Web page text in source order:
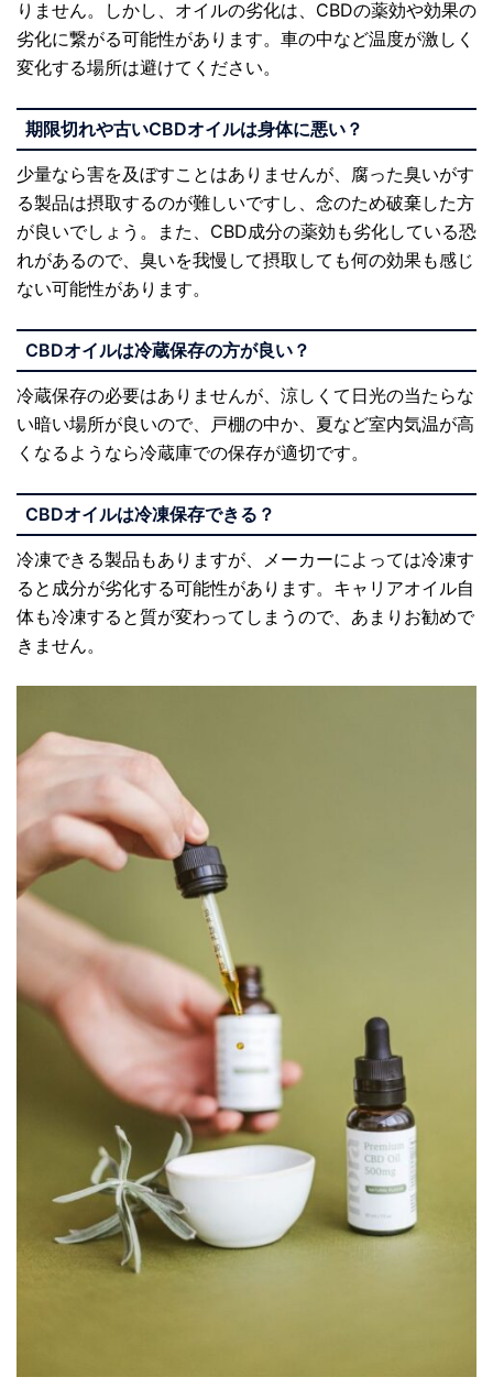
りません。しかし、オイルの劣化は、CBDの薬効や効果の
劣化に繋がる可能性があります。車の中など温度が激しく
変化する場所は避けてください。
期限切れや古いCBDオイルは身体に悪い？
少量なら害を及ぼすことはありませんが、腐った臭いがす
る製品は摂取するのが難しいですし、念のため破棄した方
が良いでしょう。また、CBD成分の薬効も劣化している恐
れがあるので、臭いを我慢して摂取しても何の効果も感じ
ない可能性があります。
CBDオイルは冷蔵保存の方が良い？
冷蔵保存の必要はありませんが、涼しくて日光の当たらな
い暗い場所が良いので、戸棚の中か、夏など室内気温が高
くなるようなら冷蔵庫での保存が適切です。
CBDオイルは冷凍保存できる？
冷凍できる製品もありますが、メーカーによっては冷凍す
ると成分が劣化する可能性があります。キャリアオイル自
体も冷凍すると質が変わってしまうので、あまりお勧めで
きません。